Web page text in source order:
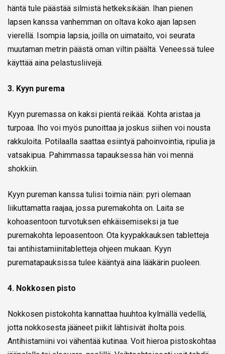
häntä tule päästää silmistä hetkeksikään. Ihan pienen
lapsen kanssa vanhemman on oltava koko ajan lapsen
vierellä. Isompia lapsia, joilla on uimataito, voi seurata
muutaman metrin päästä oman viltin päältä. Veneessä tulee
käyttää aina pelastusliivejä.
3. Kyyn purema
Kyyn puremassa on kaksi pientä reikää. Kohta aristaa ja
turpoaa. Iho voi myös punoittaa ja joskus siihen voi nousta
rakkuloita. Potilaalla saattaa esiintyä pahoinvointia, ripulia ja
vatsakipua. Pahimmassa tapauksessa hän voi mennä
shokkiin.
Kyyn pureman kanssa tulisi toimia näin: pyri olemaan
liikuttamatta raajaa, jossa puremakohta on. Laita se
kohoasentoon turvotuksen ehkäisemiseksi ja tue
puremakohta lepoasentoon. Ota kyypakkauksen tabletteja
tai antihistamiinitabletteja ohjeen mukaan. Kyyn
purematapauksissa tulee kääntyä aina lääkärin puoleen.
4. Nokkosen pisto
Nokkosen pistokohta kannattaa huuhtoa kylmällä vedellä,
jotta nokkosesta jääneet piikit lähtisivät iholta pois.
Antihistamiini voi vähentää kutinaa. Voit hieroa pistoskohtaa